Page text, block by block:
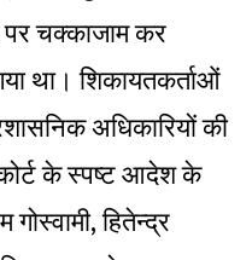
पर चक्काजाम कर
था। शिकायतकर्ताओं
अधिकारियों की
के स्पष्ट आदेश के
गोस्वामी, हितेन्द्र